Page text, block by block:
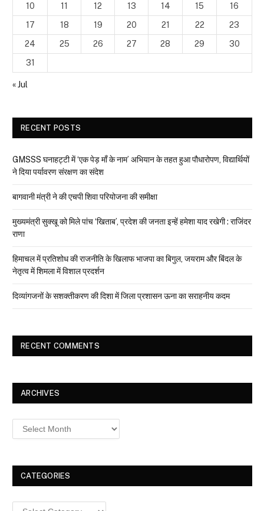
10
11 12 13 14 15
16
17
18 19 20 21 22
23
24
25 26 27 28 29
30
31
« Jul
RECENT POSTS
GMSSS घनाहट्टी में ‘एक पेड़ माँ के नाम’ अभियान के तहत हुआ पौधारोपण, विद्यार्थियों
ने दिया पर्यावरण संरक्षण का संदेश
बागवानी मंत्री ने की एचपी शिवा परियोजना की समीक्षा
मुख्यमंत्री सुक्खू को मिले पांच ‘खिताब’, प्रदेश की जनता इन्हें हमेशा याद रखेगी : राजिंदर
राणा
हिमाचल में प्रतिशोध की राजनीति के खिलाफ भाजपा का बिगुल, जयराम और बिंदल के
नेतृत्व में शिमला में विशाल प्रदर्शन
दिव्यांगजनों के सशक्तीकरण की दिशा में जिला प्रशासन ऊना का सराहनीय कदम
RECENT COMMENTS
ARCHIVES
Archives
CATEGORIES
Categories